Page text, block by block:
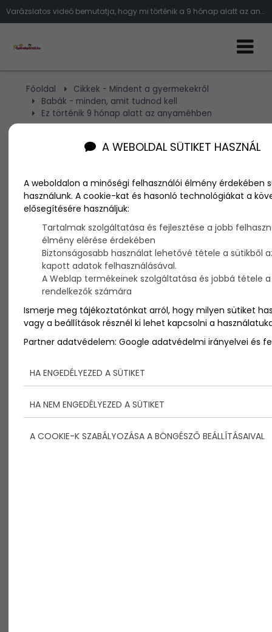
Varázslatos videó bemutatja, hogy mi történik a 9 hónap alatt az anyaméhben
Főoldal
Cikkek - Mindent a gyermekekről
Babák - minden, amit tudnod kell
Ez történik 9 hónap alatt az anyaméhben
Ez történik 9 hónap alatt az
anyaméhben
Szerző:admin
2015. december 30.
Ez a csodálatos videó bemutatja, hogy mi történik az
anyaméhben a 9 hónap alatt. A fogamzástól
egészen a születésig bemutatja, hogyan jön létre és
fejlődik ki egy kisbaba.
A WEBOLDAL SÜTIKET HASZNÁL
A weboldalon a minőségi felhasználói élmény érdekében
használunk. A cookie-kat és hasonló technológiákat a
elősegítésére használjuk:
Tartalmak szolgáltatása és fejlesztése a jobb
élmény elérése érdekében
Biztonságosabb használat lehetővé tétele a sütikből
kapott adatok felhasználásával.
A Weblap termékeinek szolgáltatása és jobbá tétele
rendelkezők számára
Ismerje meg tájékoztatónkat arról, hogy milyen sütiket
vagy a beállítások résznél ki lehet kapcsolni a
Partner adatvédelem: Google adatvédelmi irányelvei és
HA ENGEDÉLYEZED A SÜTIKET
HA NEM ENGEDÉLYEZED A SÜTIKET
A COOKIE-K SZABÁLYOZÁSA A BÖNGÉSZŐ BEÁLLÍTÁSAIVAL